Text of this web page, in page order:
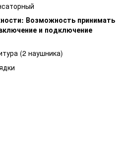
Возможность принимать
и подключение
(2 наушника)